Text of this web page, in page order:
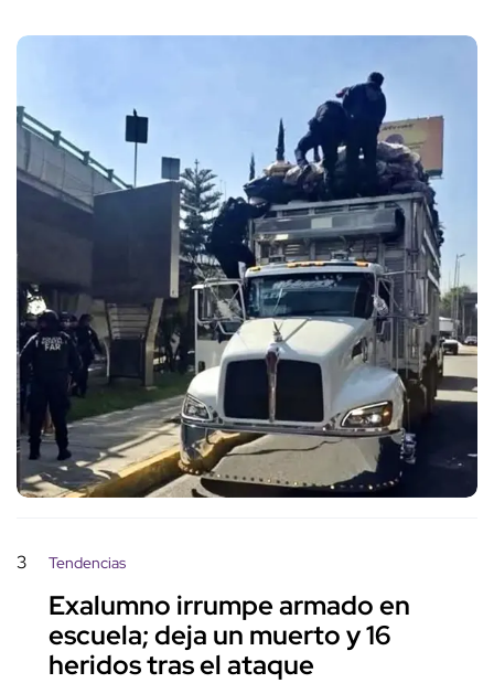
3 Tendencias
Exalumno irrumpe armado en
escuela; deja un muerto y 16
heridos tras el ataque